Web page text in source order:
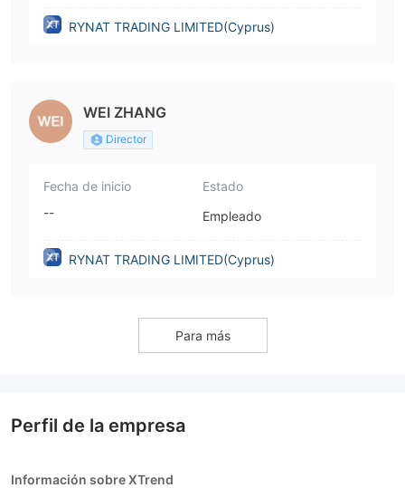
RYNAT TRADING LIMITED(Cyprus)
WEI ZHANG
Director
Fecha de inicio
--
Estado
Empleado
RYNAT TRADING LIMITED(Cyprus)
Para más
Perfil de la empresa
Información sobre XTrend